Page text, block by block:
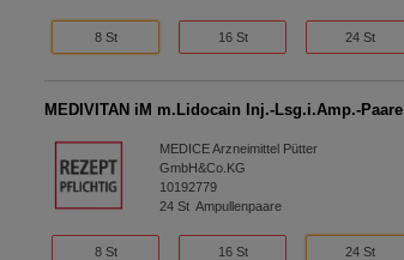
8 St 16 St 24 St
MEDIVITAN iM m.Lidocain Inj.-Lsg.i.Amp.-Paare
MEDICE Arzneimittel Pütter
GmbH&Co.KG
10192779
24St Ampullenpaare
8 St 16 St 24 St